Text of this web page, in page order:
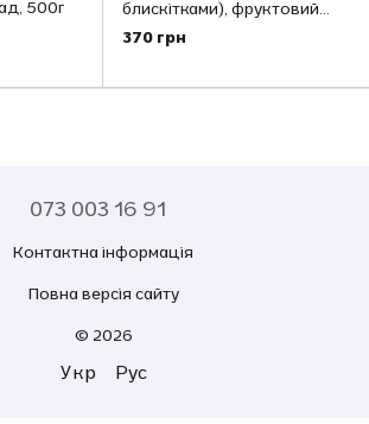
500г
блискітками), фруктовий
лимонад, 500г
370 грн
073 003 16 91
Контактна інформація
Повна версія сайту
© 2026
Укр Рус